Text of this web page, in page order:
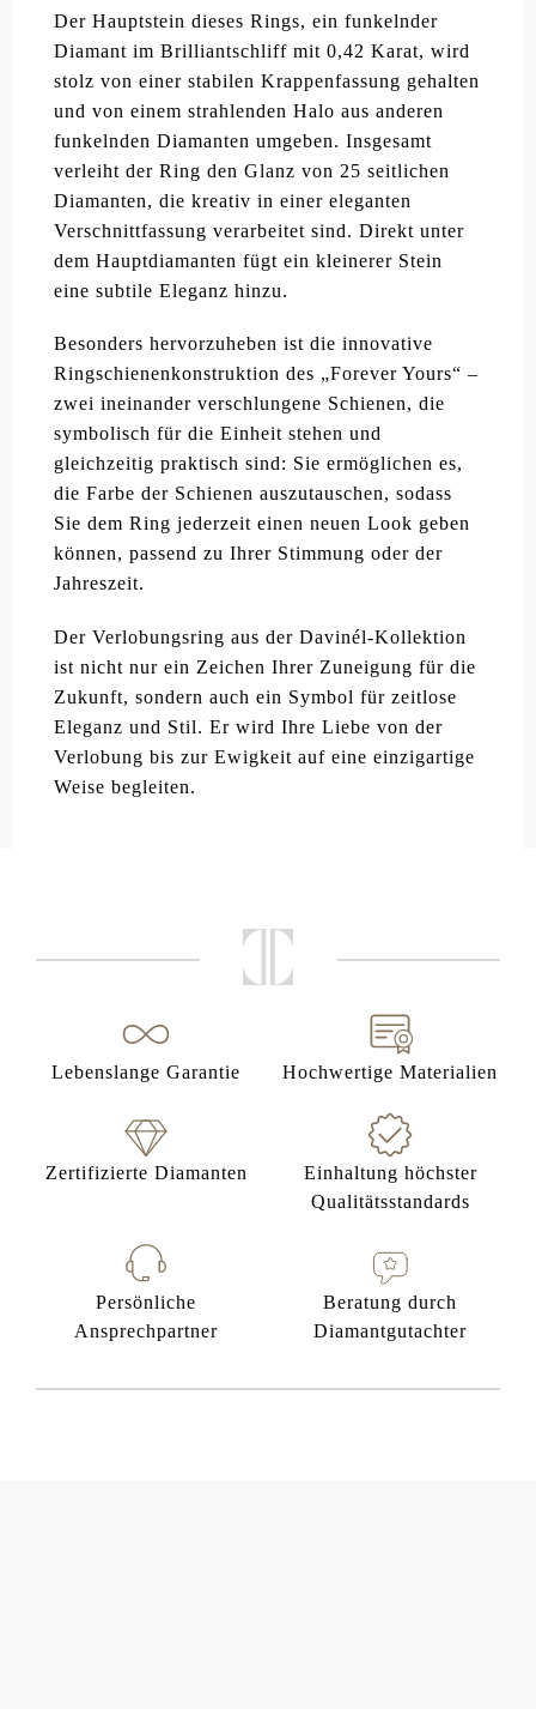
Der Hauptstein dieses Rings, ein funkelnder
Diamant im Brilliantschliff mit 0,42 Karat, wird
stolz von einer stabilen Krappenfassung gehalten
und von einem strahlenden Halo aus anderen
funkelnden Diamanten umgeben. Insgesamt
verleiht der Ring den Glanz von 25 seitlichen
Diamanten, die kreativ in einer eleganten
Verschnittfassung verarbeitet sind. Direkt unter
dem Hauptdiamanten fügt ein kleinerer Stein
eine subtile Eleganz hinzu.
Besonders hervorzuheben ist die innovative
Ringschienenkonstruktion des „Forever Yours“ –
zwei ineinander verschlungene Schienen, die
symbolisch für die Einheit stehen und
gleichzeitig praktisch sind: Sie ermöglichen es,
die Farbe der Schienen auszutauschen, sodass
Sie dem Ring jederzeit einen neuen Look geben
können, passend zu Ihrer Stimmung oder der
Jahreszeit.
Der Verlobungsring aus der Davinél-Kollektion
ist nicht nur ein Zeichen Ihrer Zuneigung für die
Zukunft, sondern auch ein Symbol für zeitlose
Eleganz und Stil. Er wird Ihre Liebe von der
Verlobung bis zur Ewigkeit auf eine einzigartige
Weise begleiten.
Lebenslange Garantie Hochwertige Materialien
Zertifizierte Diamanten
Einhaltung höchster
Qualitätsstandards
Persönliche
Ansprechpartner
Beratung durch
Diamantgutachter